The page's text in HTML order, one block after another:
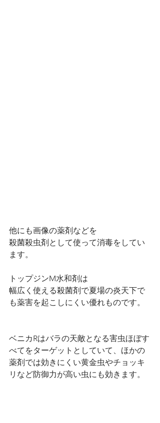
他にも画像の薬剤などを
殺菌殺虫剤として使って消毒をしてい
ます。
トップジンM水和剤は
幅広く使える殺菌剤で夏場の炎天下で
も薬害を起こしにくい優れものです。
ベニカRはバラの天敵となる害虫ほぼす
べてをターゲットとしていて、ほかの
薬剤では効きにくい黄金虫やチョッキ
リなど防御力が高い虫にも効きます。